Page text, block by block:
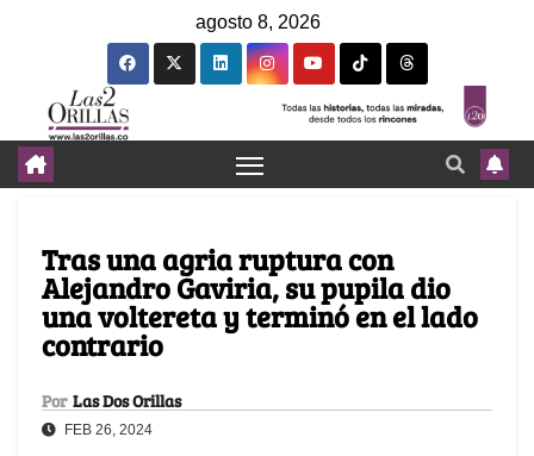
agosto 8, 2026
Tras una agria ruptura con
Alejandro Gaviria, su pupila dio
una voltereta y terminó en el lado
contrario
Por Las Dos Orillas
FEB 26, 2024